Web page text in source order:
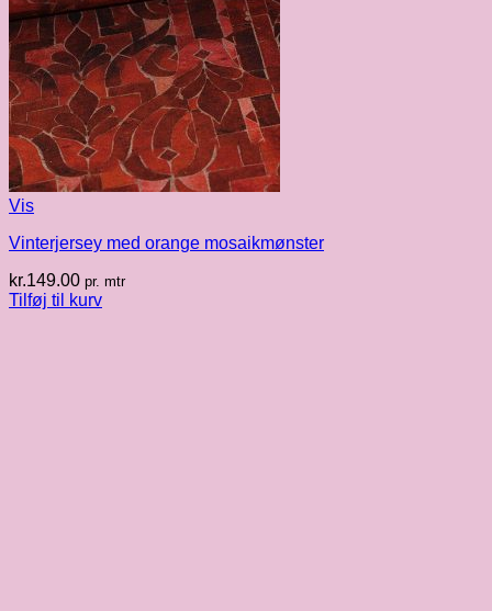
Vis
Vinterjersey med orange mosaikmønster
kr.149.00 pr. mtr
Tilføj til kurv